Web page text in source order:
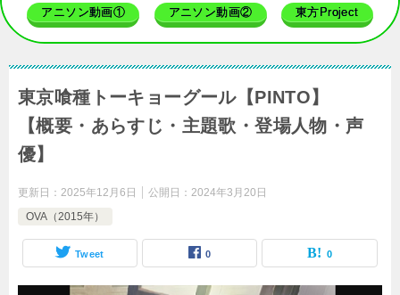
アニソン動画① アニソン動画② 東方Project
東京喰種トーキョーグール【PINTO】
【概要・あらすじ・主題歌・登場人物・声
優】
更新日： 2025年12月6日 公開日： 2024年3月20日
OVA（2015年）
Tweet 0 0